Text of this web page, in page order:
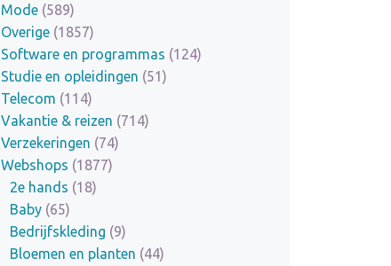
Mode (589)
Overige (1857)
Software en programmas (124)
Studie en opleidingen (51)
Telecom (114)
Vakantie & reizen (714)
Verzekeringen (74)
Webshops (1877)
2e hands (18)
Baby (65)
Bedrijfskleding (9)
Bloemen en planten (44)